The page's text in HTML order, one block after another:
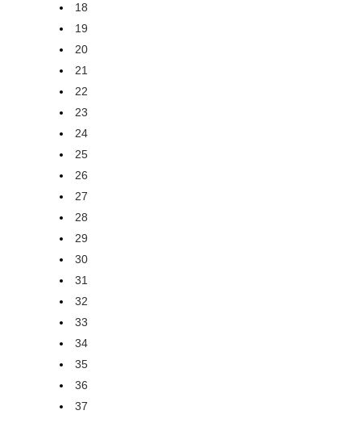
18
19
20
21
22
23
24
25
26
27
28
29
30
31
32
33
34
35
36
37